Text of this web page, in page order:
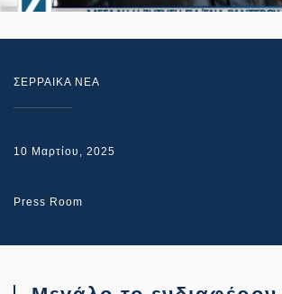
ΣΕΡΡΑΙΚΑ ΝΕΑ
10 Μαρτίου, 2025
Press Room